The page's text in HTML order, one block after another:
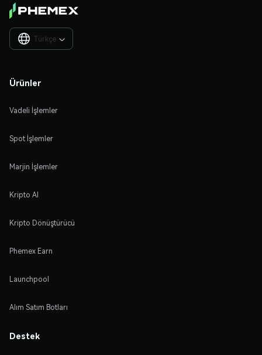
Türkçe 
Ürünler
Vadeli İşlemler
Spot İşlemler
Marjin İşlemler
Kripto Al
Kripto Dönüştürücü
Phemex Earn
Launchpool
Alım Satım Botları
Destek